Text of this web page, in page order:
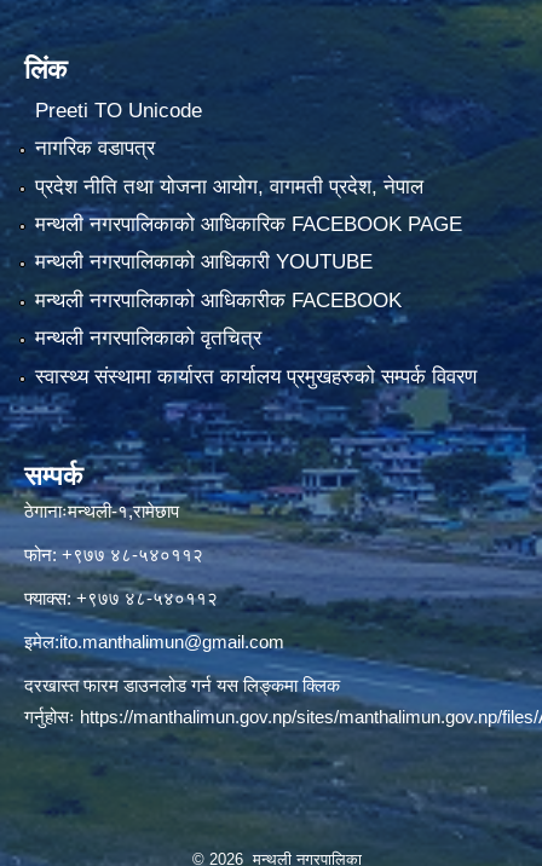
लिंक
Preeti TO Unicode
नागरिक वडापत्र
प्रदेश नीति तथा योजना आयोग, वागमती प्रदेश, नेपाल
मन्थली नगरपालिकाको आधिकारिक FACEBOOK PAGE
मन्थली नगरपालिकाको आधिकारी YOUTUBE
मन्थली नगरपालिकाको आधिकारीक FACEBOOK
मन्थली नगरपालिकाको वृतचित्र
स्वास्थ्य संस्थामा कार्यारत कार्यालय प्रमुखहरुको सम्पर्क विवरण
सम्पर्क
ठेगानाःमन्थली-१,रामेछाप
फोन: +९७७ ४८-५४०११२
फ्याक्स: +९७७ ४८-५४०११२
इमेल:ito.manthalimun@gmail.com
दरखास्त फारम डाउनलोड गर्न यस लिङ्कमा क्लिक
गर्नुहोसः https://manthalimun.gov.np/sites/manthalimun.gov.np/
© 2026 मन्थली नगरपालिका